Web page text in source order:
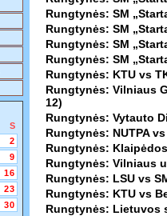
S
2
9
16
23
30
Rungtynės: SM
Rungtynės: SM
Rungtynės: SM
Rungtynės: SM
Rungtynės: KTU vs
Rungtynės: Vilniaus
12)
Rungtynės: Vytauto
Rungtynės: NUTPA
Rungtynės:
Rungtynės: Vilniaus
Rungtynės: LSU vs
Rungtynės: KTU vs
Rungtynės: Lietuvos